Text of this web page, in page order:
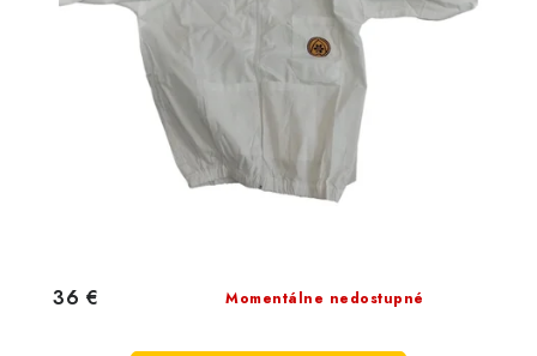
Momentálne nedostupné
36 €